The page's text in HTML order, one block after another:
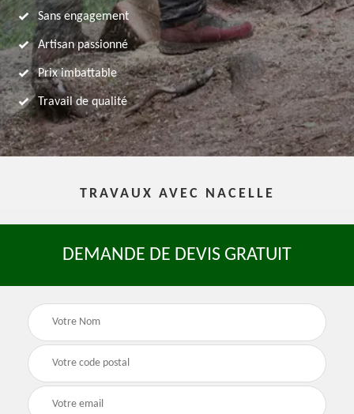
Sans engagement
Artisan passionné
Prix imbattable
Travail de qualité
TRAVAUX AVEC NACELLE
DEMANDE DE DEVIS GRATUIT